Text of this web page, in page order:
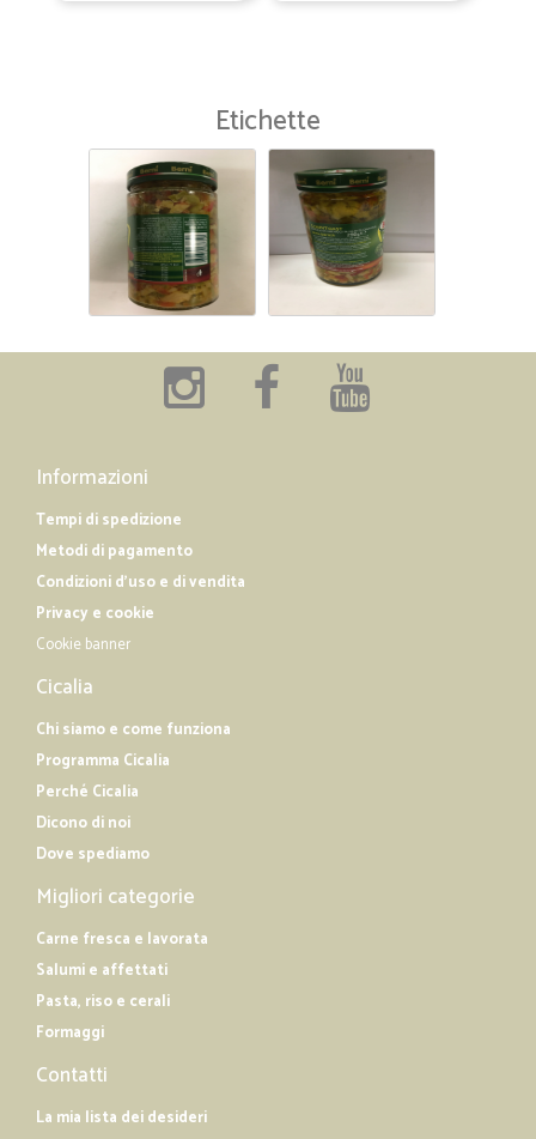
Etichette
Informazioni
Tempi di spedizione
Metodi di pagamento
Condizioni d'uso e di vendita
Privacy e cookie
Cookie banner
Cicalia
Chi siamo e come funziona
Programma Cicalia
Perché Cicalia
Dicono di noi
Dove spediamo
Migliori categorie
Carne fresca e lavorata
Salumi e affettati
Pasta, riso e cerali
Formaggi
Contatti
La mia lista dei desideri